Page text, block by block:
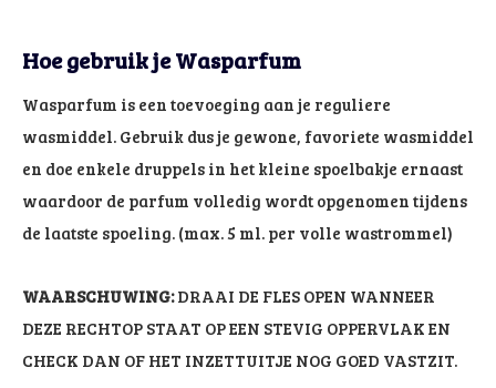
Hoe gebruik je Wasparfum
Wasparfum is een toevoeging aan je reguliere
wasmiddel. Gebruik dus je gewone, favoriete wasmiddel
en doe enkele druppels in het kleine spoelbakje ernaast
waardoor de parfum volledig wordt opgenomen tijdens
de laatste spoeling. (max. 5 ml. per volle wastrommel)
WAARSCHUWING:DRAAI DE FLES OPEN WANNEER
DEZE RECHTOP STAAT OP EEN STEVIG OPPERVLAK EN
CHECK DAN OF HET INZETTUITJE NOG GOED VASTZIT.